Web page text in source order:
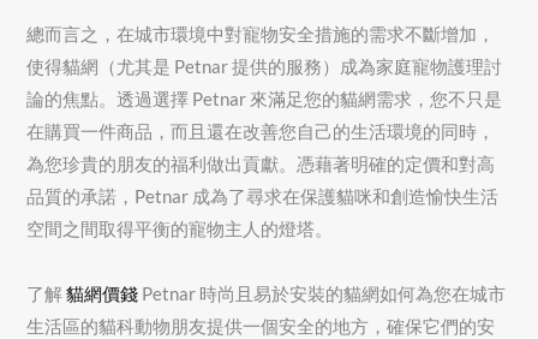
總而言之，在城市環境中對寵物安全措施的需求不斷增加，
使得貓網（尤其是 Petnar 提供的服務）成為家庭寵物護理討
論的焦點。透過選擇 Petnar 來滿足您的貓網需求，您不只是
在購買一件商品，而且還在改善您自己的生活環境的同時，
為您珍貴的朋友的福利做出貢獻。憑藉著明確的定價和對高
品質的承諾，Petnar 成為了尋求在保護貓咪和創造愉快生活
空間之間取得平衡的寵物主人的燈塔。
了解貓網價錢 Petnar 時尚且易於安裝的貓網如何為您在城市
生活區的貓科動物朋友提供一個安全的地方，確保它們的安